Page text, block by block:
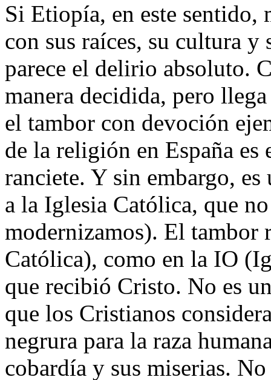
Si Etiopía, en este sentido,
con sus raíces, su cultura
parece el delirio absoluto.
manera decidida, pero
el tambor con devoción
de la religión en España
ranciete. Y sin embargo, es
a la Iglesia Católica, que
modernizamos). El tambor
Católica), como en la IO
que recibió Cristo. No es
que los Cristianos
negrura para la raza
cobardía y sus miserias.